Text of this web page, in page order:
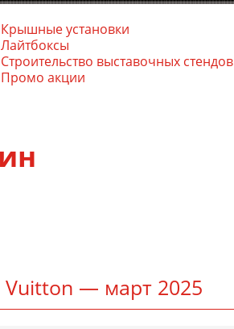
Крышные установки
Лайтбоксы
Стро­итель­ство выс­та­воч­ных стен­дов
Промо акции
Vu­it­ton — март 2025